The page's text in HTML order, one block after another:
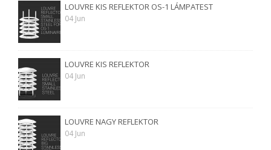
LOUVRE KIS REFLEKTOR OS-1 LÁMPATEST
04 Jun
LOUVRE KIS REFLEKTOR
04 Jun
LOUVRE NAGY REFLEKTOR
04 Jun